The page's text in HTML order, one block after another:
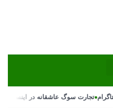
•تجارت سوگ عاشقانه در اینستاگرام